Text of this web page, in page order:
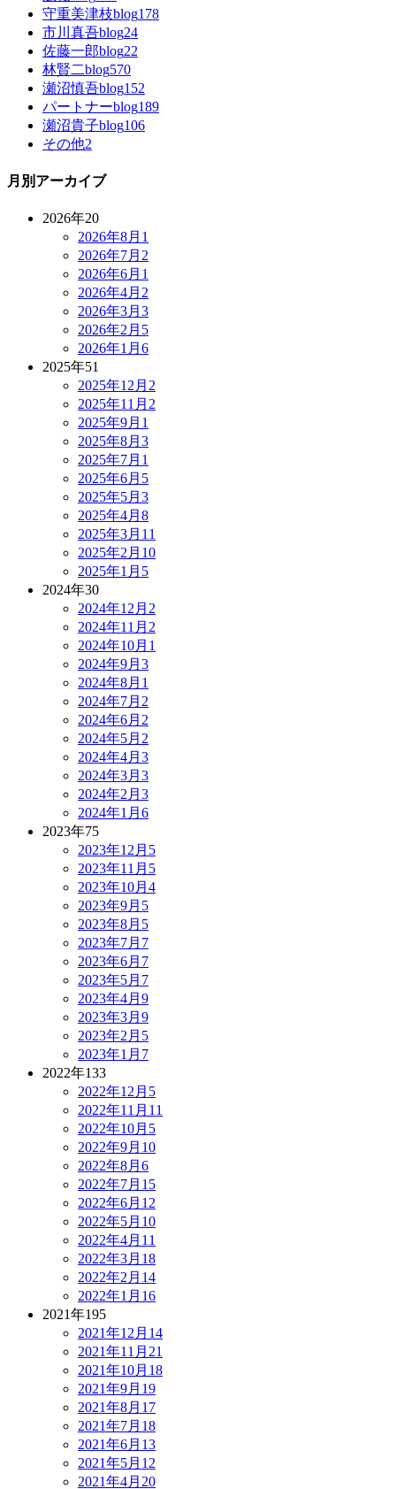
守重美津枝blog178
市川真吾blog24
佐藤一郎blog22
林賢二blog570
瀬沼慎吾blog152
パートナーblog189
瀬沼貴子blog106
その他2
月別アーカイブ
2026年20
2026年8月 1
2026年7月 2
2026年6月 1
2026年4月 2
2026年3月 3
2026年2月 5
2026年1月 6
2025年51
2025年12月 2
2025年11月 2
2025年9月 1
2025年8月 3
2025年7月 1
2025年6月 5
2025年5月 3
2025年4月 8
2025年3月 11
2025年2月 10
2025年1月 5
2024年30
2024年12月 2
2024年11月 2
2024年10月 1
2024年9月 3
2024年8月 1
2024年7月 2
2024年6月 2
2024年5月 2
2024年4月 3
2024年3月 3
2024年2月 3
2024年1月 6
2023年75
2023年12月 5
2023年11月 5
2023年10月 4
2023年9月 5
2023年8月 5
2023年7月 7
2023年6月 7
2023年5月 7
2023年4月 9
2023年3月 9
2023年2月 5
2023年1月 7
2022年133
2022年12月 5
2022年11月 11
2022年10月 5
2022年9月 10
2022年8月 6
2022年7月 15
2022年6月 12
2022年5月 10
2022年4月 11
2022年3月 18
2022年2月 14
2022年1月 16
2021年195
2021年12月 14
2021年11月 21
2021年10月 18
2021年9月 19
2021年8月 17
2021年7月 18
2021年6月 13
2021年5月 12
2021年4月 20